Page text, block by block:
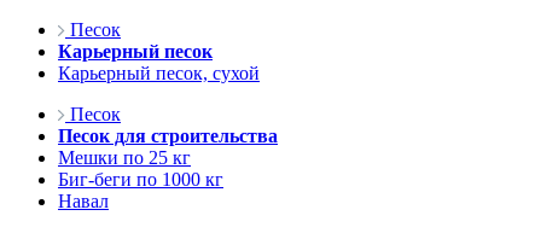
Песок
Карьерный песок
Карьерный песок, сухой
Песок
Песок для строительства
Мешки по 25 кг
Биг-беги по 1000 кг
Навал